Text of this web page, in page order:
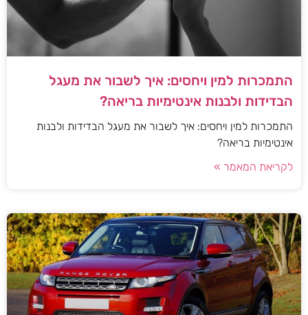
התמכרות למין ויחסים: איך לשבור את מעגל
הבדידות ולבנות אינטימיות בריאה?
התמכרות למין ויחסים: איך לשבור את מעגל הבדידות ולבנות
אינטימיות בריאה?
לקריאת המאמר »